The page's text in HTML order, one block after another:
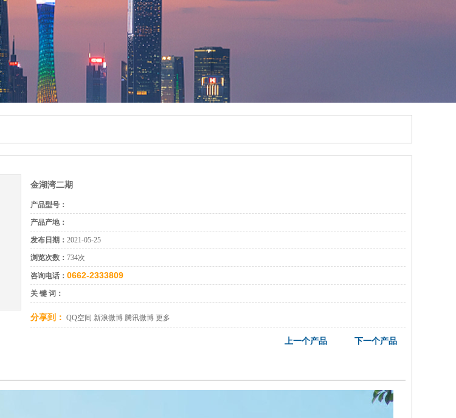
金湖湾二期
产品型号：
产品产地：
发布日期： 2021-05-25
浏览次数： 734次
咨询电话： 0662-2333809
关 键 词：
分享到： QQ空间 新浪微博 腾讯微博 更多
下一个产品
上一个产品